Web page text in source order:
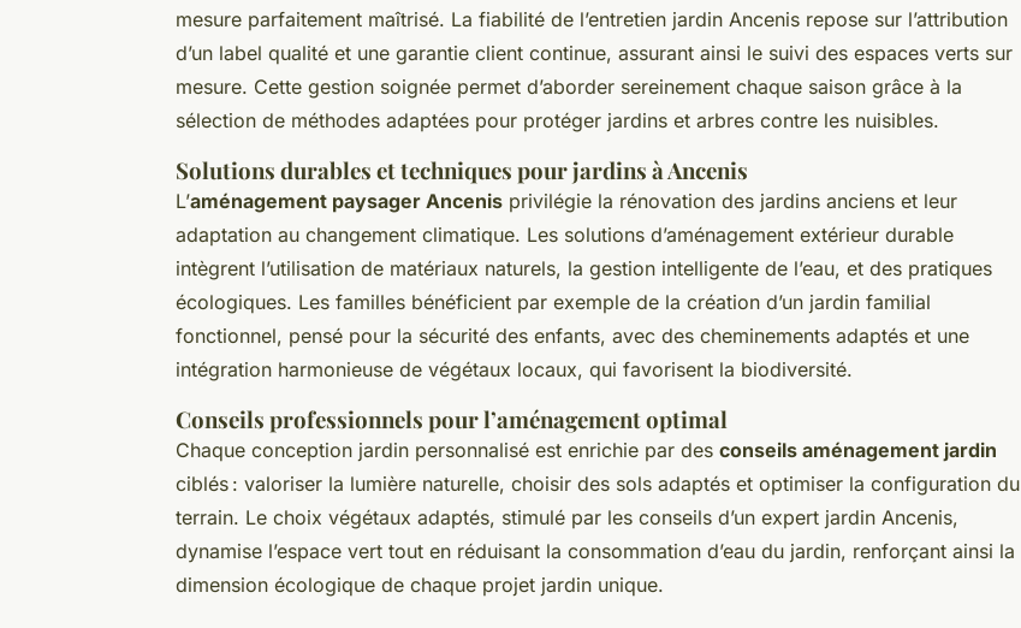
mesure parfaitement maîtrisé. La fiabilité de l’entretien jardin Ancenis repose sur l’attribution
d’un label qualité et une garantie client continue, assurant ainsi le suivi des espaces verts sur
mesure. Cette gestion soignée permet d’aborder sereinement chaque saison grâce à la
sélection de méthodes adaptées pour protéger jardins et arbres contre les nuisibles.
Solutions durables et techniques pour jardins à Ancenis
L’aménagement paysager Ancenis privilégie la rénovation des jardins anciens et leur
adaptation au changement climatique. Les solutions d’aménagement extérieur durable
intègrent l’utilisation de matériaux naturels, la gestion intelligente de l’eau, et des pratiques
écologiques. Les familles bénéficient par exemple de la création d’un jardin familial
fonctionnel, pensé pour la sécurité des enfants, avec des cheminements adaptés et une
intégration harmonieuse de végétaux locaux, qui favorisent la biodiversité.
Conseils professionnels pour l’aménagement optimal
Chaque conception jardin personnalisé est enrichie par des conseils aménagement jardin
ciblés : valoriser la lumière naturelle, choisir des sols adaptés et optimiser la configuration du
terrain. Le choix végétaux adaptés, stimulé par les conseils d’un expert jardin Ancenis,
dynamise l’espace vert tout en réduisant la consommation d’eau du jardin, renforçant ainsi la
dimension écologique de chaque projet jardin unique.